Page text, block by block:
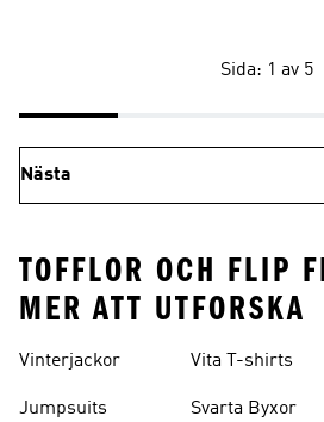
Sida: 1 av 5
Nästa
TOFFLOR OCH FLIP
MER ATT UTFORSKA
Vinterjackor
Jumpsuits
Vita T-shirts
Svarta Byxor